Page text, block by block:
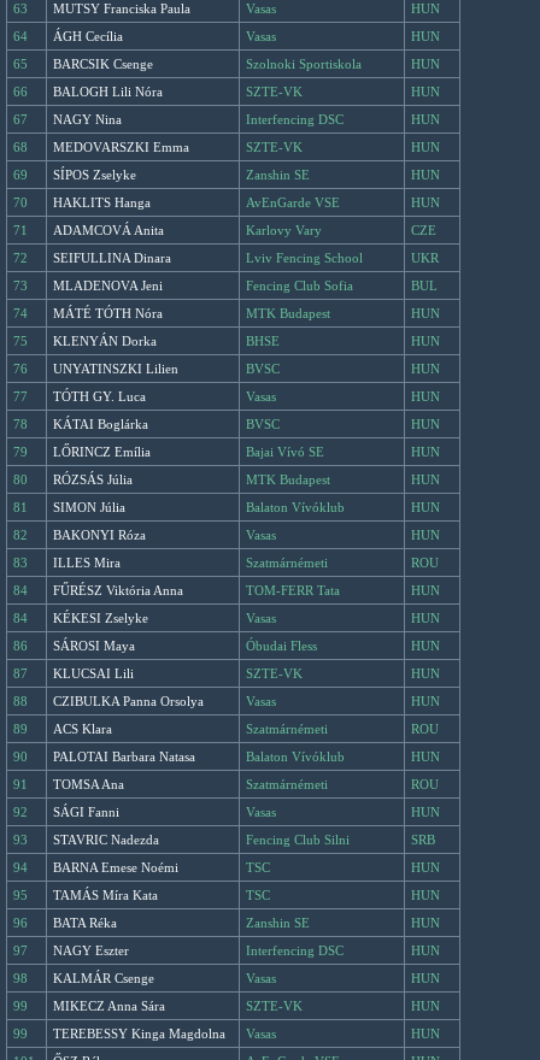
63
MUTSY Franciska Paula Vasas
HUN
64
ÁGH Cecília Vasas
HUN
65
BARCSIK Csenge Szolnoki Sportiskola
HUN
66
BALOGH Lili Nóra SZTE-VK
HUN
67
NAGY Nina Interfencing DSC
HUN
68
MEDOVARSZKI Emma SZTE-VK
HUN
69
SÍPOS Zselyke Zanshin SE
HUN
70
HAKLITS Hanga AvEnGarde VSE
HUN
71
ADAMCOVÁ Anita Karlovy Vary
CZE
72
SEIFULLINA Dinara Lviv Fencing School
UKR
73
MLADENOVA Jeni Fencing Club Sofia
BUL
74
MÁTÉ TÓTH Nóra MTK Budapest
HUN
75
KLENYÁN Dorka BHSE
HUN
76
UNYATINSZKI Lilien BVSC
HUN
77
TÓTH GY. Luca Vasas
HUN
78
KÁTAI Boglárka BVSC
HUN
79
LŐRINCZ Emília Bajai Vívó SE
HUN
80
RÓZSÁS Júlia MTK Budapest
HUN
81
SIMON Júlia Balaton Vívóklub
HUN
82
BAKONYI Róza Vasas
HUN
83
ILLES Mira Szatmárnémeti
ROU
84
FŰRÉSZ Viktória Anna TOM-FERR Tata
HUN
84
KÉKESI Zselyke Vasas
HUN
86
SÁROSI Maya Óbudai Fless
HUN
87
KLUCSAI Lili SZTE-VK
HUN
88
CZIBULKA Panna Orsolya Vasas
HUN
89
ACS Klara Szatmárnémeti
ROU
90
PALOTAI Barbara Natasa Balaton Vívóklub
HUN
91
TOMSA Ana Szatmárnémeti
ROU
92
SÁGI Fanni Vasas
HUN
93
STAVRIC Nadezda Fencing Club Silni
SRB
94
BARNA Emese Noémi TSC
HUN
95
TAMÁS Míra Kata TSC
HUN
96
BATA Réka Zanshin SE
HUN
97
NAGY Eszter Interfencing DSC
HUN
98
KALMÁR Csenge Vasas
HUN
99
MIKECZ Anna Sára SZTE-VK
HUN
99
TEREBESSY Kinga Magdolna Vasas
HUN